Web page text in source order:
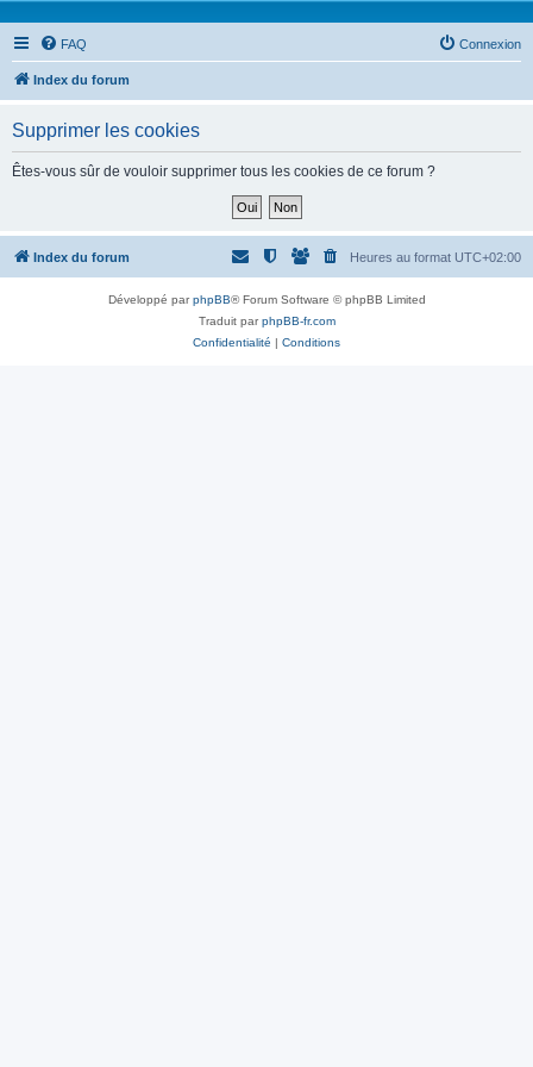
FAQ Connexion
Index du forum
Supprimer les cookies
Êtes-vous sûr de vouloir supprimer tous les cookies de ce forum ?
Index du forum Heures au format UTC+02:00
Développé parphpBB® Forum Software © phpBB Limited
Traduit parphpBB-fr.com
Confidentialité | Conditions